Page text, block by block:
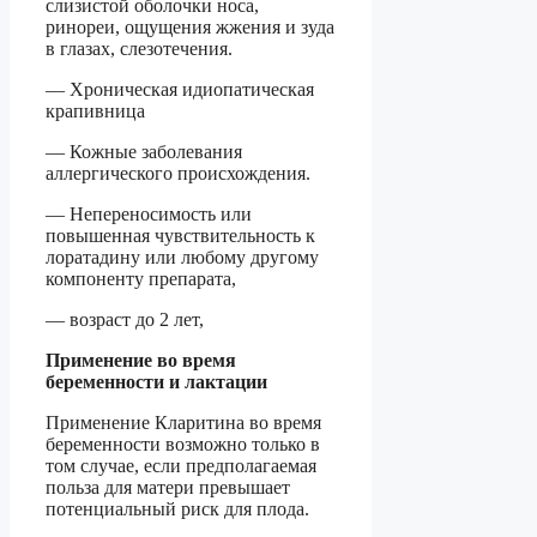
слизистой оболочки носа,
ринореи, ощущения жжения и зуда
в глазах, слезотечения.
— Хроническая идиопатическая
крапивница
— Кожные заболевания
аллергического происхождения.
— Непереносимость или
повышенная чувствительность к
лоратадину или любому другому
компоненту препарата,
— возраст до 2 лет,
Применение во время
беременности и лактации
Применение Кларитина во время
беременности возможно только в
том случае, если предполагаемая
польза для матери превышает
потенциальный риск для плода.